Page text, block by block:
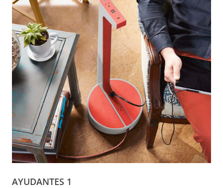
AYUDANTES 1